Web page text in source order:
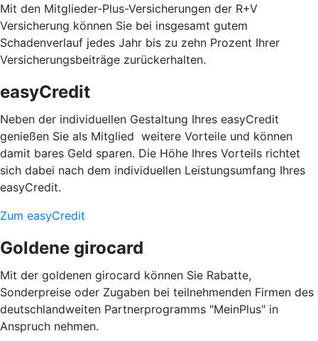
Mit den Mitglieder-Plus-Versicherungen der R+V
Versicherung können Sie bei insgesamt gutem
Schadenverlauf jedes Jahr bis zu zehn Prozent Ihrer
Versicherungsbeiträge zurückerhalten.
easyCredit
Neben der individuellen Gestaltung Ihres easyCredit
genießen Sie als Mitglied weitere Vorteile und können
damit bares Geld sparen. Die Höhe Ihres Vorteils richtet
sich dabei nach dem individuellen Leistungsumfang Ihres
easyCredit.
Zum easyCredit
Goldene girocard
Mit der goldenen girocard können Sie Rabatte,
Sonderpreise oder Zugaben bei teilnehmenden Firmen des
deutschlandweiten Partnerprogramms "MeinPlus" in
Anspruch nehmen.